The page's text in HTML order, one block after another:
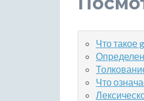
Что такое
Что